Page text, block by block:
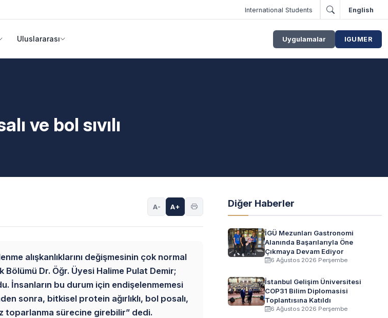
International Students English
Uluslararası Uygulamalar IGUMER
ve bol sıvılı
A- A+
alışkanlıklarını değişmesinin çok normal
Dr. Öğr. Üyesi Halime Pulat Demir;
İnsanların bu durum için endişelenmemesi
sonra, bitkisel protein ağırlıklı, bol posalı,
toparlanma sürecine girebilir” dedi.
Diğer Haberler
İGÜ Mezunları Gastronomi
Alanında Başarılarıyla Öne
Çıkmaya Devam Ediyor
6 Ağustos 2026 Perşembe
İstanbul Gelişim Üniversitesi
COP31 Bilim Diplomasisi
Toplantısına Katıldı
6 Ağustos 2026 Perşembe